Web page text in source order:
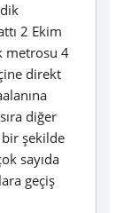
2 Ekim
metrosu 4
direkt
diğer
şekilde
sayıda
geçiş